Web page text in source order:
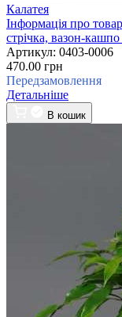
Калатея
Інформація про
стрічка, вазон-
Артикул: 0403-0006
470.00 грн
Передзамовлення
Детальніше
В кошик